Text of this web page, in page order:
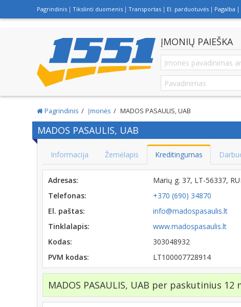
Pagrindinis Tikslinti duomenis Transportas El. parduotuvės Pagalba
ĮMONIŲ PAIEŠKA
Pagrindinis Įmonės MADOS PASAULIS, UAB
MADOS PASAULIS, UAB
Informacija Žemėlapis Kreditingumas
Adresas:
Marių g. 37, LT-56337,
Telefonas:
+370 (690) 34870
El. paštas:
info@madospasaulis.lt
Tinklalapis:
www.madospasaulis.lt
Kodas:
303048932
PVM kodas:
LT100007728914
MADOS PASAULIS, UAB per paskutinius